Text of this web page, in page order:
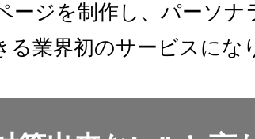
ジを制作し、 パーソナ
る業界初のサービスにな